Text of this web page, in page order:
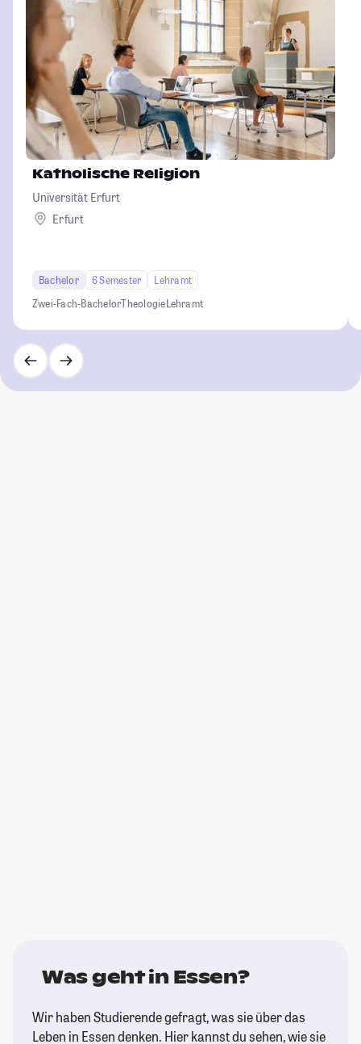
Katholische Religion
Universität Erfurt
Erfurt
Bachelor 6 Semester
Lehramt
Zwei-Fach-BachelorTheologieLehramt
Was geht in Essen?
Wir haben Studierende gefragt, was sie über das
Leben in Essen denken. Hier kannst du sehen, wie sie